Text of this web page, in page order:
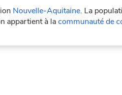
Nouvelle-Aquitaine. La
appartient à lacommunauté de